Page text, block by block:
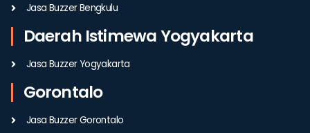
Jasa Buzzer Bengkulu
Daerah Istimewa Yogyakarta
Jasa Buzzer Yogyakarta
Gorontalo
Jasa Buzzer Gorontalo